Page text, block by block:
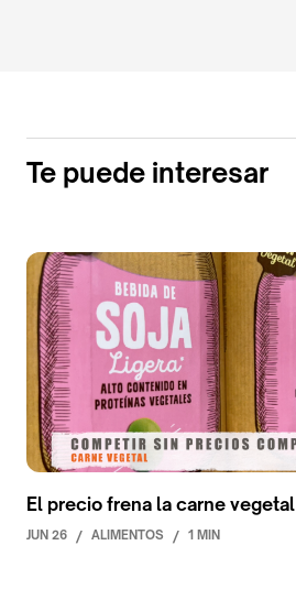
Te puede interesar
El precio frena la carne vegetal
JUN 26 / ALIMENTOS / 1 MIN